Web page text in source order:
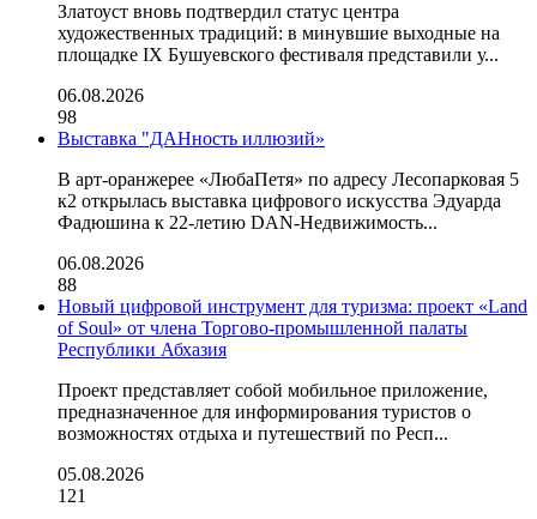
Златоуст вновь подтвердил статус центра
художественных традиций: в минувшие выходные на
площадке IX Бушуевского фестиваля представили у...
06.08.2026
98
Выставка "ДАНность иллюзий»
В арт-оранжерее «ЛюбаПетя» по адресу Лесопарковая 5
к2 открылась выставка цифрового искусства Эдуарда
Фадюшина к 22-летию DAN-Недвижимость...
06.08.2026
88
Новый цифровой инструмент для туризма: проект «Land
of Soul» от члена Торгово-промышленной палаты
Республики Абхазия
Проект представляет собой мобильное приложение,
предназначенное для информирования туристов о
возможностях отдыха и путешествий по Респ...
05.08.2026
121